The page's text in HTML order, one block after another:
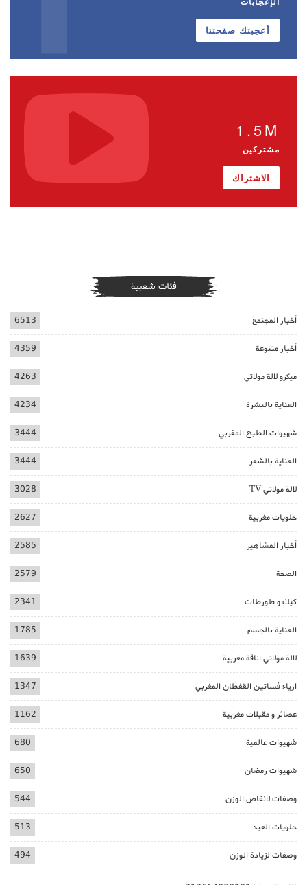
أعجبتك صفحتنا
1.5M
مشتركين
الاشتراك
فئات شعبية
أخبار المجتمع 6513
أخبار متنوعة 4359
ميكرو لالة مولاتي 4263
العناية بالبشرة 4234
شهيوات الطبخ المغربي 3444
العناية بالشعر 3444
لالة مولاتي TV 3028
حلويات مغربية 2627
أخبار المشاهير 2585
الصحة 2579
كيك و طورطات 2341
العناية بالجسم 1785
لالة مولاتي اناقة مغربية 1639
ازياء فساتين القفطان المغربي 1347
عصائر و مقبلات مغربية 1162
شهيوات عالمية 680
شهيوات رمضان 650
وصفات لانقاص الوزن 544
حلويات العيد 513
وصفات لزيادة الوزن 494